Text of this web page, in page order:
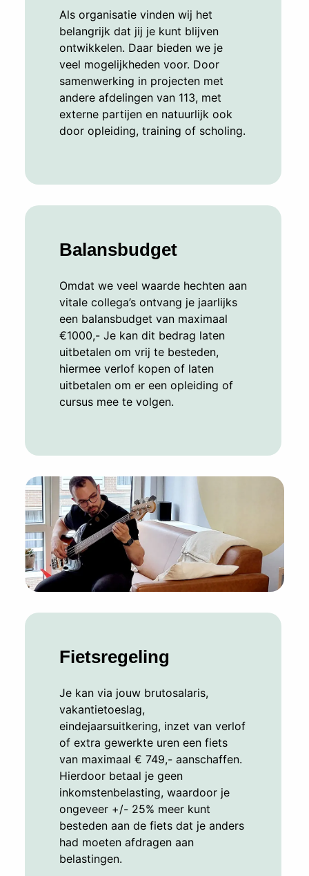
Als organisatie vinden wij het
belangrijk dat jij je kunt blijven
ontwikkelen. Daar bieden we je
veel mogelijkheden voor. Door
samenwerking in projecten met
andere afdelingen van 113, met
externe partijen en natuurlijk ook
door opleiding, training of scholing.
Balansbudget
Omdat we veel waarde hechten aan
vitale collega’s ontvang je jaarlijks
een balansbudget van maximaal
€1000,- Je kan dit bedrag laten
uitbetalen om vrij te besteden,
hiermee verlof kopen of laten
uitbetalen om er een opleiding of
cursus mee te volgen.
Fietsregeling
Je kan via jouw brutosalaris,
vakantietoeslag,
eindejaarsuitkering, inzet van verlof
of extra gewerkte uren een fiets
van maximaal € 749,- aanschaffen.
Hierdoor betaal je geen
inkomstenbelasting, waardoor je
ongeveer +/- 25% meer kunt
besteden aan de fiets dat je anders
had moeten afdragen aan
belastingen.